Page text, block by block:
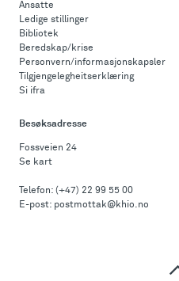
Ansatte
Ledige stillinger
Bibliotek
Beredskap/krise
Personvern/informasjonskapsler
Tilgjengelegheitserklæring
Si ifra
Besøksadresse
Fossveien 24
Se kart
Telefon: (+47) 22 99 55 00
E-post: postmottak@khio.no